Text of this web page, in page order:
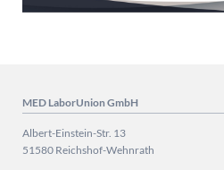
MED LaborUnion GmbH
Albert-Einstein-Str. 13
51580 Reichshof-Wehnrath